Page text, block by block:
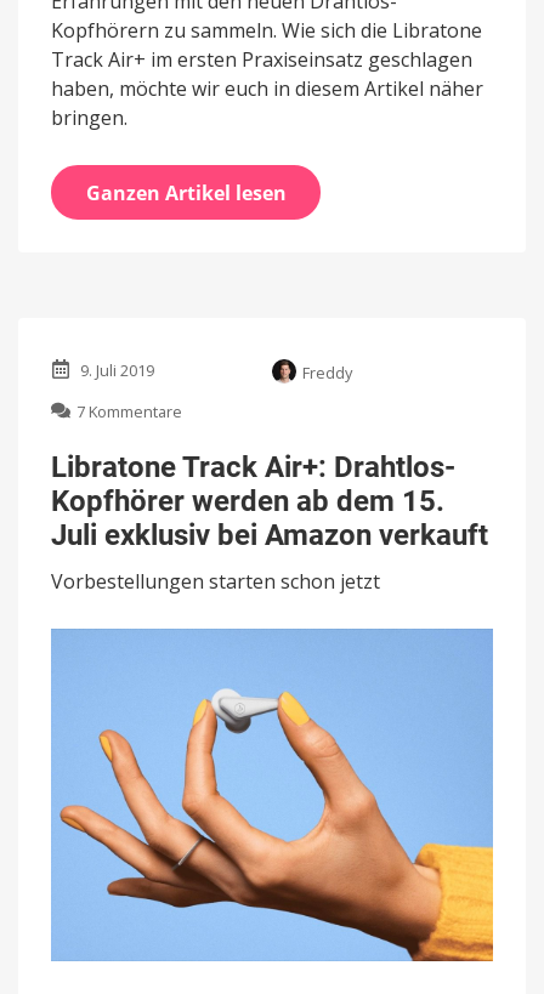
Kopfhörern zu sammeln. Wie sich die Libratone
Track Air+ im ersten Praxiseinsatz geschlagen
haben, möchte wir euch in diesem Artikel näher
bringen.
Ganzen Artikel lesen
9. Juli 2019
Freddy
7 Kommentare
Track
Air+:
Drahtlos-
Kopfhörer
werden
ab
dem
Amazon
verkauft
Libratone Track Air+: Drahtlos-
Kopfhörer werden ab dem 15.
Juli exklusiv bei Amazon verkauft
Vorbestellungen starten schon jetzt